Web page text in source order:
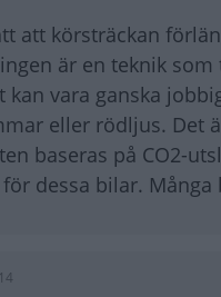
att körsträckan
är en teknik
kan vara ganska
eller rödljus. Det
baseras på CO2-
dessa bilar. Många